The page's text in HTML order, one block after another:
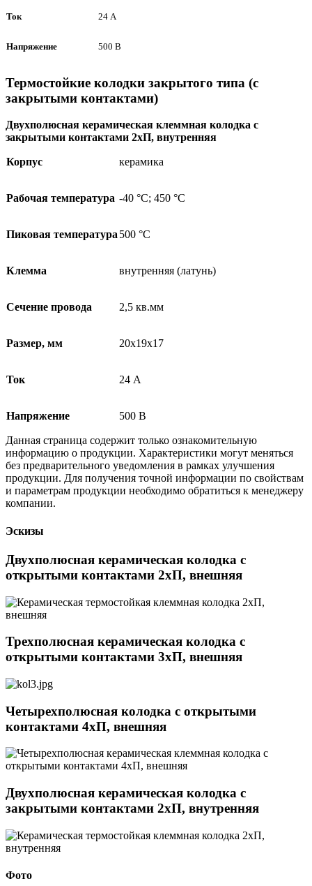
Ток 24 А
Напряжение 500 В
Термостойкие колодки закрытого типа (с
закрытыми контактами)
Двухполюсная керамическая клеммная колодка с
закрытыми контактами 2хП, внутренняя
Корпус керамика
Рабочая температура -40 °С; 450 °С
Пиковая температура 500 °С
Клемма внутренняя (латунь)
Сечение провода 2,5 кв.мм
Размер, мм 20х19х17
Ток 24 А
Напряжение 500 В
Данная страница содержит только ознакомительную
информацию о продукции. Характеристики могут меняться
без предварительного уведомления в рамках улучшения
продукции. Для получения точной информации по свойствам
и параметрам продукции необходимо обратиться к менеджеру
компании.
Эскизы
Двухполюсная керамическая колодка с
открытыми контактами 2хП, внешняя
Трехполюсная керамическая колодка с
открытыми контактами 3хП, внешняя
Четырехполюсная колодка с открытыми
контактами 4хП, внешняя
Двухполюсная керамическая колодка с
закрытыми контактами 2хП, внутренняя
Фото